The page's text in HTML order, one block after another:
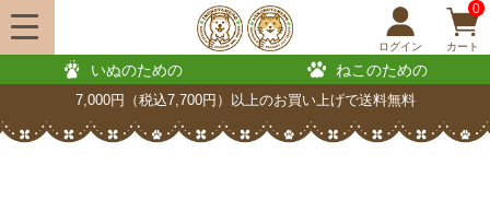
ログイン
0
カート
いぬのための ねこのための
7,000円（税込7,700円）以上のお買い上げで送料無料